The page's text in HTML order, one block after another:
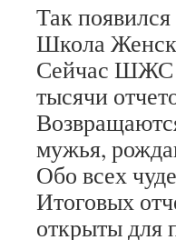
Так
Школа
Сейчас ШЖС
тысячи
мужья,
Обо всех
Итоговых
открыты для